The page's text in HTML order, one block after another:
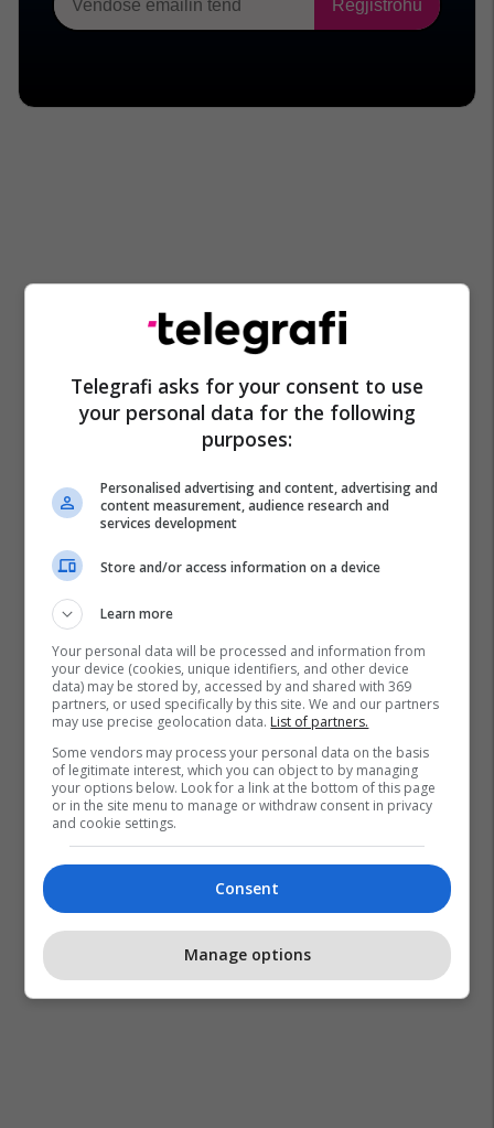
Telegrafi asks for your consent to use
your personal data for the following
purposes:
Personalised advertising and content, advertising and
content measurement, audience research and
services development
Store and/or access information on a device
Learn more
Your personal data will be processed and information from
your device (cookies, unique identifiers, and other device
data) may be stored by, accessed by and shared with 369
partners, or used specifically by this site. We and our partners
may use precise geolocation data. List of partners.
Some vendors may process your personal data on the basis
of legitimate interest, which you can object to by managing
your options below. Look for a link at the bottom of this page
or in the site menu to manage or withdraw consent in privacy
and cookie settings.
Consent
Manage options